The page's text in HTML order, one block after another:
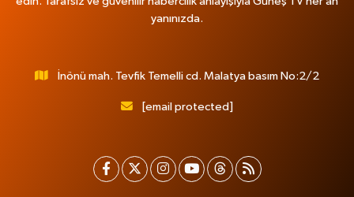
yanınızda.
İnönü mah. Tevfik Temelli cd. Malatya basım No:2/2
[email protected]